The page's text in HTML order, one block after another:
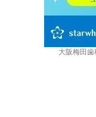
大阪梅田歯